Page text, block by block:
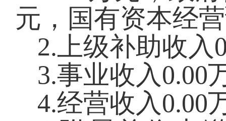
元，国有资本经
2.上级补助收入
3.事业收入0.00
4.经营收入0.00